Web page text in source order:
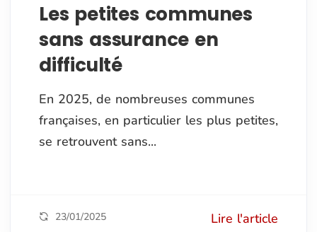
Les petites communes
sans assurance en
difficulté
En 2025, de nombreuses communes
françaises, en particulier les plus petites,
se retrouvent sans...
23/01/2025 Lire l'article